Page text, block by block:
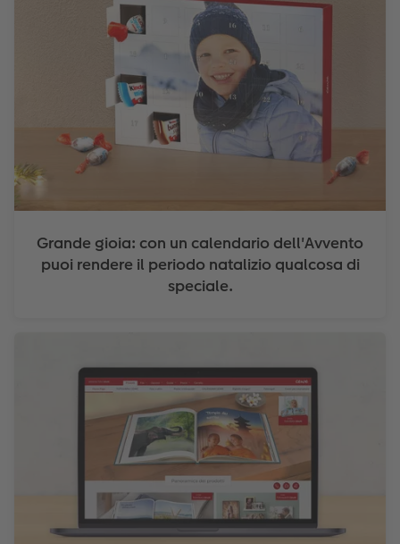
Grande gioia: con un calendario dell'Avvento
puoi rendere il periodo natalizio qualcosa di
speciale.